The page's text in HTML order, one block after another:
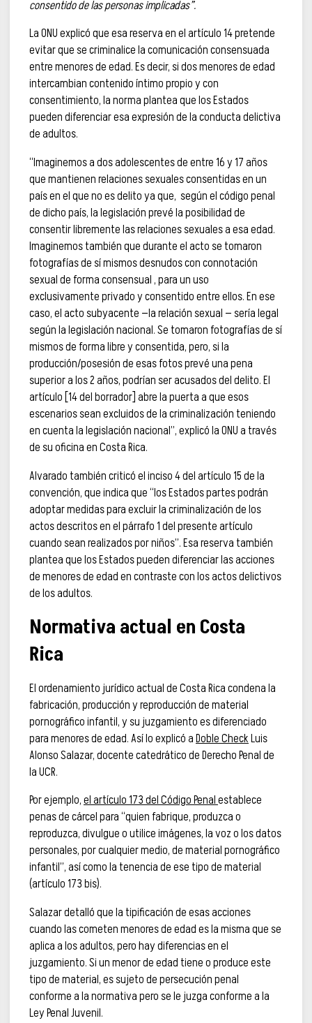
consentido de las personas implicadas”.
La ONU explicó que esa reserva en el artículo 14 pretende
evitar que se criminalice la comunicación consensuada
entre menores de edad. Es decir, si dos menores de edad
intercambian contenido íntimo propio y con
consentimiento, la norma plantea que los Estados
pueden diferenciar esa expresión de la conducta delictiva
de adultos.
“Imaginemos a dos adolescentes de entre 16 y 17 años
que mantienen relaciones sexuales consentidas en un
país en el que no es delito ya que, según el código penal
de dicho país, la legislación prevé la posibilidad de
consentir libremente las relaciones sexuales a esa edad.
Imaginemos también que durante el acto se tomaron
fotografías de sí mismos desnudos con connotación
sexual de forma consensual , para un uso
exclusivamente privado y consentido entre ellos. En ese
caso, el acto subyacente —la relación sexual — sería legal
según la legislación nacional. Se tomaron fotografías de sí
mismos de forma libre y consentida, pero, si la
producción/posesión de esas fotos prevé una pena
superior a los 2 años, podrían ser acusados del delito. El
artículo [14 del borrador] abre la puerta a que esos
escenarios sean excluidos de la criminalización teniendo
en cuenta la legislación nacional”, explicó la ONU a través
de su oficina en Costa Rica.
Alvarado también criticó el inciso 4 del artículo 15 de la
convención, que indica que “los Estados partes podrán
adoptar medidas para excluir la criminalización de los
actos descritos en el párrafo 1 del presente artículo
cuando sean realizados por niños”. Esa reserva también
plantea que los Estados pueden diferenciar las acciones
de menores de edad en contraste con los actos delictivos
de los adultos.
Normativa actual en Costa
Rica
El ordenamiento jurídico actual de Costa Rica condena la
fabricación, producción y reproducción de material
pornográfico infantil, y su juzgamiento es diferenciado
para menores de edad. Así lo explicó aDoble CheckLuis
Alonso Salazar, docente catedrático de Derecho Penal de
la UCR.
Por ejemplo,el artículo 173 del Código Penalestablece
penas de cárcel para “quien fabrique, produzca o
reproduzca, divulgue o utilice imágenes, la voz o los datos
personales, por cualquier medio, de material pornográfico
infantil”, así como la tenencia de ese tipo de material
(artículo 173 bis).
Salazar detalló que la tipificación de esas acciones
cuando las cometen menores de edad es la misma que se
aplica a los adultos, pero hay diferencias en el
juzgamiento. Si un menor de edad tiene o produce este
tipo de material, es sujeto de persecución penal
conforme a la normativa pero se le juzga conforme a la
Ley Penal Juvenil.